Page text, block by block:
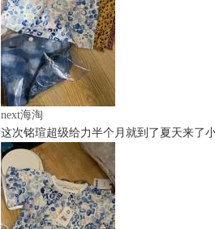
next海淘
这次铭瑄超级给力半个月就到了夏天来了